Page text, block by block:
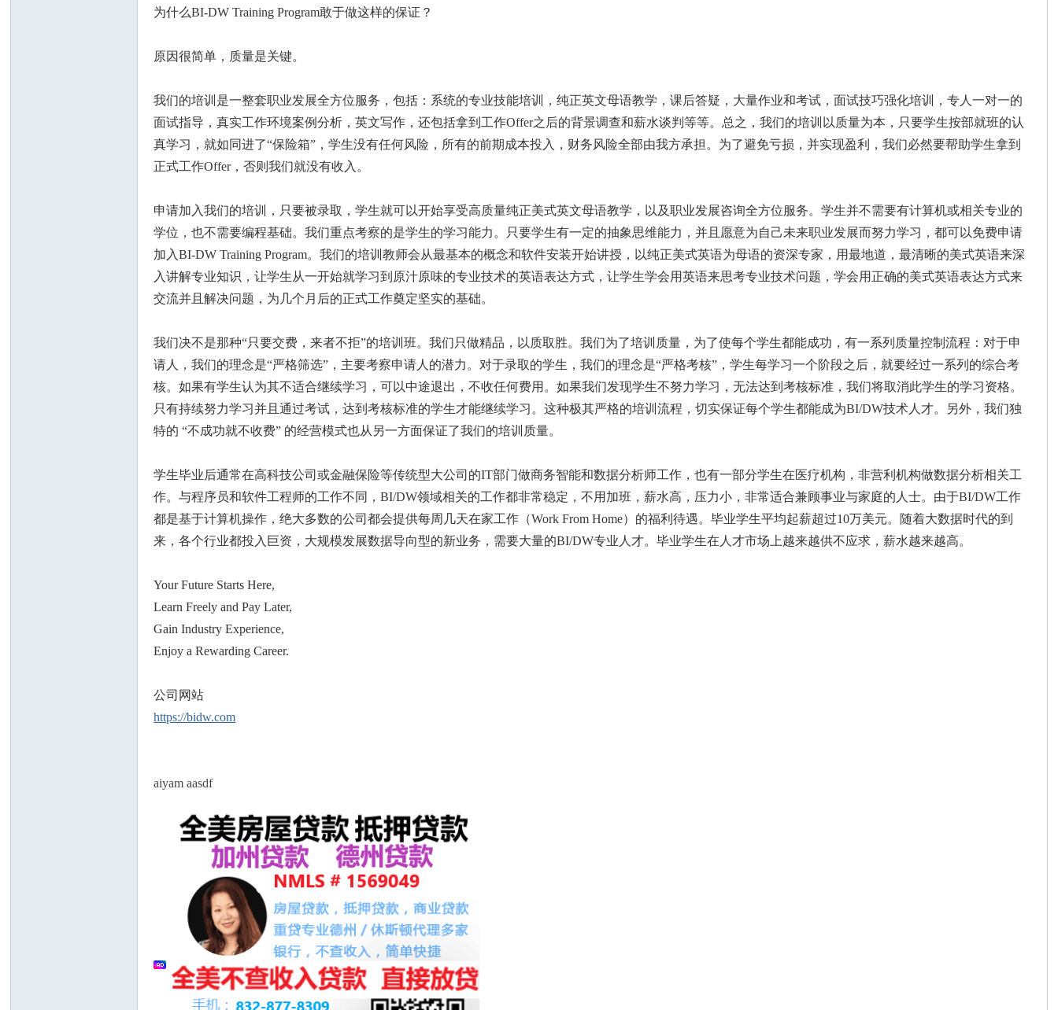
为什么BI-DW Training Program敢于做这样的保证？
原因很简单，质量是关键。
我们的培训是一整套职业发展全方位服务，包括：系统的专业技能培训，纯正英文母语教学，课后答疑，大量作业和考试，面试技巧强化培训，专人一对一的
面试指导，真实工作环境案例分析，英文写作，还包括拿到工作Offer之后的背景调查和薪水谈判等等。总之，我们的培训以质量为本，只要学生按部就班的认
真学习，就如同进了“保险箱”，学生没有任何风险，所有的前期成本投入，财务风险全部由我方承担。为了避免亏损，并实现盈利，我们必然要帮助学生拿到
正式工作Offer，否则我们就没有收入。
申请加入我们的培训，只要被录取，学生就可以开始享受高质量纯正美式英文母语教学，以及职业发展咨询全方位服务。学生并不需要有计算机或相关专业的
学位，也不需要编程基础。我们重点考察的是学生的学习能力。只要学生有一定的抽象思维能力，并且愿意为自己未来职业发展而努力学习，都可以免费申请
加入BI-DW Training Program。我们的培训教师会从最基本的概念和软件安装开始讲授，以纯正美式英语为母语的资深专家，用最地道，最清晰的美式英语来深
入讲解专业知识，让学生从一开始就学习到原汁原味的专业技术的英语表达方式，让学生学会用英语来思考专业技术问题，学会用正确的美式英语表达方式来
交流并且解决问题，为几个月后的正式工作奠定坚实的基础。
我们决不是那种“只要交费，来者不拒”的培训班。我们只做精品，以质取胜。我们为了培训质量，为了使每个学生都能成功，有一系列质量控制流程：对于申
请人，我们的理念是“严格筛选”，主要考察申请人的潜力。对于录取的学生，我们的理念是“严格考核”，学生每学习一个阶段之后，就要经过一系列的综合考
核。如果有学生认为其不适合继续学习，可以中途退出，不收任何费用。如果我们发现学生不努力学习，无法达到考核标准，我们将取消此学生的学习资格。
只有持续努力学习并且通过考试，达到考核标准的学生才能继续学习。这种极其严格的培训流程，切实保证每个学生都能成为BI/DW技术人才。另外，我们独
特的 “不成功就不收费” 的经营模式也从另一方面保证了我们的培训质量。
学生毕业后通常在高科技公司或金融保险等传统型大公司的IT部门做商务智能和数据分析师工作，也有一部分学生在医疗机构，非营利机构做数据分析相关工
作。与程序员和软件工程师的工作不同，BI/DW领域相关的工作都非常稳定，不用加班，薪水高，压力小，非常适合兼顾事业与家庭的人士。由于BI/DW工作
都是基于计算机操作，绝大多数的公司都会提供每周几天在家工作（Work From Home）的福利待遇。毕业学生平均起薪超过10万美元。随着大数据时代的到
来，各个行业都投入巨资，大规模发展数据导向型的新业务，需要大量的BI/DW专业人才。毕业学生在人才市场上越来越供不应求，薪水越来越高。
Your Future Starts Here,
Learn Freely and Pay Later,
Gain Industry Experience,
Enjoy a Rewarding Career.
公司网站
https://bidw.com
aiyam aasdf